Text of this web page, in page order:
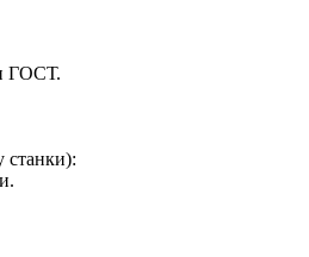
ГОСТ.
станки):